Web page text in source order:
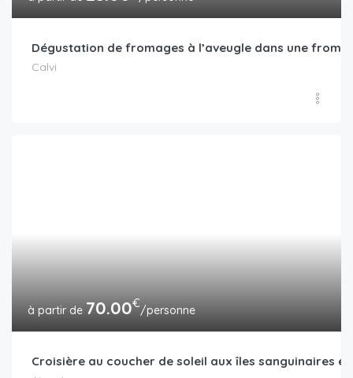
Dégustation de fromages à l’aveugle dans une
Calvi
70.00€/personne
Croisière au coucher de soleil aux îles sanguinaires